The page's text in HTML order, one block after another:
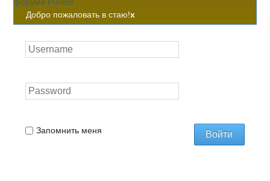
Добро пожаловать в стаю!x
Запомнить меня